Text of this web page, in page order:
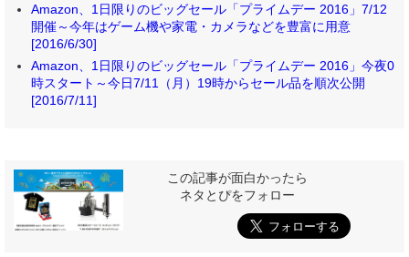
Amazon、1日限りのビッグセール「プライムデー 2016」7/12
開催～今年はゲーム機や家電・カメラなどを豊富に用意
[2016/6/30]
Amazon、1日限りのビッグセール「プライムデー 2016」今夜0
時スタート～今日7/11（月）19時からセール品を順次公開
[2016/7/11]
この記事が面白かったら
ネタとぴをフォロー